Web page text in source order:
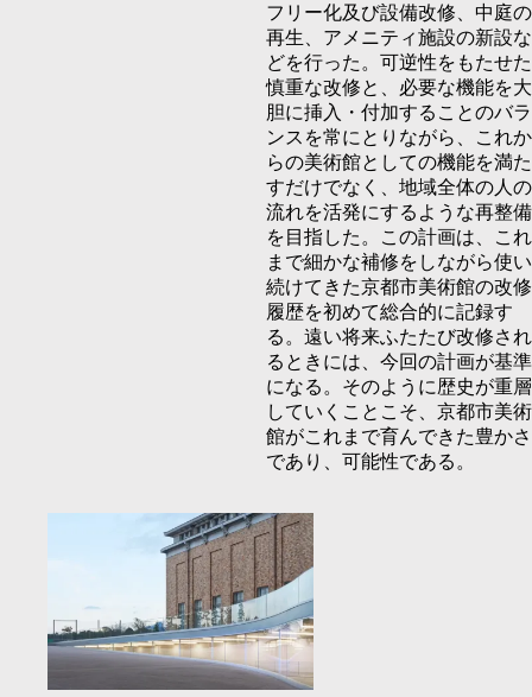
フリー化及び設備改修、中庭の
再⽣、アメニティ施設の新設な
どを⾏った。可逆性をもたせた
慎重な改修と、必要な機能を⼤
胆に挿⼊・付加することのバラ
ンスを常にとりながら、これか
らの美術館としての機能を満た
すだけでなく、地域全体の⼈の
流れを活発にするような再整備
を⽬指した。この計画は、これ
まで細かな補修をしながら使い
続けてきた京都市美術館の改修
履歴を初めて総合的に記録す
る。遠い将来ふたたび改修され
るときには、今回の計画が基準
になる。そのように歴史が重層
していくことこそ、京都市美術
館がこれまで育んできた豊かさ
であり、可能性である。